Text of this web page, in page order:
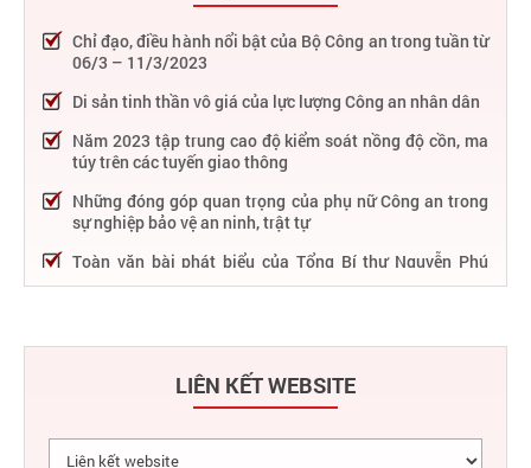
Chỉ đạo, điều hành nổi bật của Bộ Công an trong tuần từ
06/3 – 11/3/2023
Di sản tinh thần vô giá của lực lượng Công an nhân dân
Năm 2023 tập trung cao độ kiểm soát nồng độ cồn, ma
túy trên các tuyến giao thông
Những đóng góp quan trọng của phụ nữ Công an trong
sự nghiệp bảo vệ an ninh, trật tự
Toàn văn bài phát biểu của Tổng Bí thư Nguyễn Phú
Trọng tại Lễ kỷ niệm 75 năm Công an nhân dân học tập,
75 năm thực hiện Sáu điều Bác Hồ dạy - Lực lượng Công
quên thân, vì dân phục vụ"
27/2 – 04/3/2023
LIÊN KẾT WEBSITE